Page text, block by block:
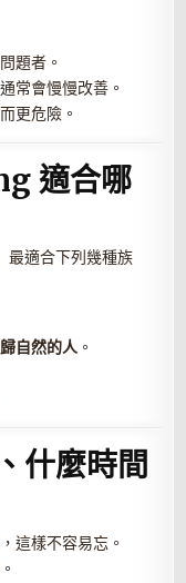
題者。
常會慢慢改善。
更危險。
適合哪
最適合下列幾種族
自然的人 。
什麼時間
這樣不容易忘。